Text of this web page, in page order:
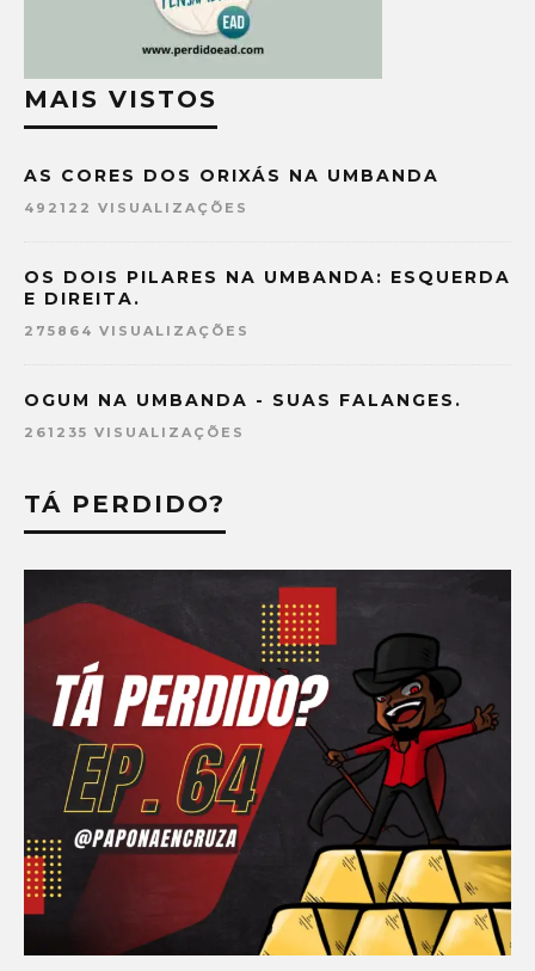
MAIS VISTOS
AS CORES DOS ORIXÁS NA UMBANDA
492122 VISUALIZAÇÕES
OS DOIS PILARES NA UMBANDA: ESQUERDA
E DIREITA.
275864 VISUALIZAÇÕES
OGUM NA UMBANDA - SUAS FALANGES.
261235 VISUALIZAÇÕES
TÁ PERDIDO?